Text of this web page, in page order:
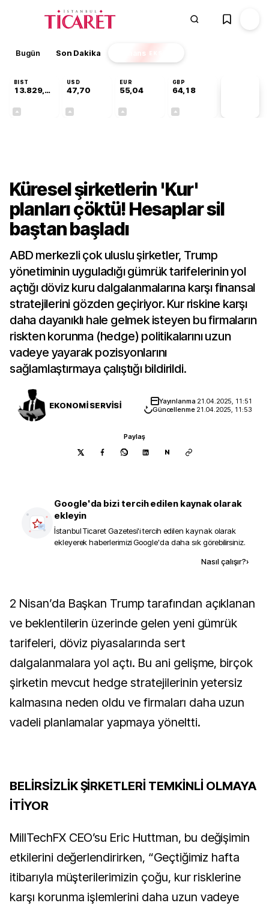
Bugün Son Dakika Finans EKSTRA
BIST
13.829,08
USD
47,70
EUR
55,04
GBP
64,18
Küresel şirketlerin 'Kur'
planları çöktü! Hesaplar sil
baştan başladı
ABD merkezli çok uluslu şirketler, Trump
yönetiminin uyguladığı gümrük tarifelerinin yol
açtığı döviz kuru dalgalanmalarına karşı finansal
stratejilerini gözden geçiriyor. Kur riskine karşı
daha dayanıklı hale gelmek isteyen bu firmaların
riskten korunma (hedge) politikalarını uzun
vadeye yayarak pozisyonlarını
sağlamlaştırmaya çalıştığı bildirildi.
EKONOMİ SERVİSİ Yayınlanma 21.04.2025, 11:51
Güncellenme 21.04.2025, 11:53
Paylaş
N
Google'da bizi tercih edilen kaynak olarak
ekleyin
İstanbul Ticaret Gazetesi'i tercih edilen kaynak olarak
ekleyerek haberlerimizi Google'da daha sık görebilirsiniz.
Nasıl çalışır?›
2 Nisan’da Başkan Trump tarafından açıklanan
ve beklentilerin üzerinde gelen yeni gümrük
tarifeleri, döviz piyasalarında sert
dalgalanmalara yol açtı. Bu ani gelişme, birçok
şirketin mevcut hedge stratejilerinin yetersiz
kalmasına neden oldu ve firmaları daha uzun
vadeli planlamalar yapmaya yöneltti.
BELİRSİZLİK ŞİRKETLERİ TEMKİNLİ OLMAYA
İTİYOR
MillTechFX CEO’su Eric Huttman, bu değişimin
etkilerini değerlendirirken, “Geçtiğimiz hafta
itibarıyla müşterilerimizin çoğu, kur risklerine
karşı korunma işlemlerini daha uzun vadeye